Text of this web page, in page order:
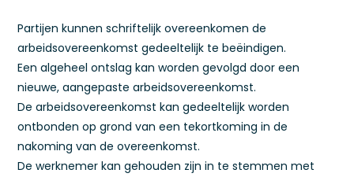
Partijen kunnen schriftelijk overeenkomen de
arbeidsovereenkomst gedeeltelijk te beëindigen.
Een algeheel ontslag kan worden gevolgd door een
nieuwe, aangepaste arbeidsovereenkomst.
De arbeidsovereenkomst kan gedeeltelijk worden
ontbonden op grond van een tekortkoming in de
nakoming van de overeenkomst.
De werknemer kan gehouden zijn in te stemmen met